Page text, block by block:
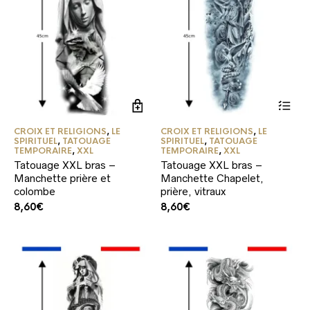
CROIX ET RELIGIONS, LE
SPIRITUEL, TATOUAGE
TEMPORAIRE,XXL
Tatouage XXL bras –
Manchette prière et
colombe
8,60€
CROIX ET RELIGIONS, LE
SPIRITUEL, TATOUAGE
TEMPORAIRE,XXL
Tatouage XXL bras –
Manchette Chapelet,
prière, vitraux
8,60€